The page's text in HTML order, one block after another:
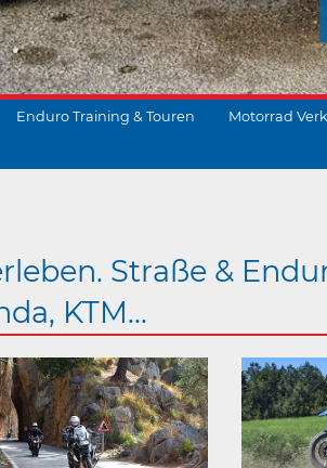
Enduro Training & Touren Motorrad
Straße &
KTM...